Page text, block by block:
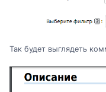
Так будет выглядеть